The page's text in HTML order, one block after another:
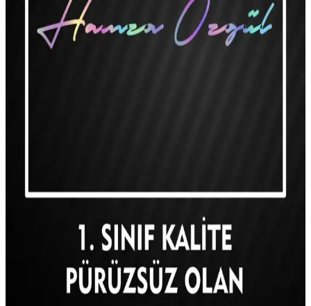
Türk bayraklı ve kan grubu bilgisi içeren yüksek kaliteli yama,
dayanıklı nakış detaylarıyla kıyafet ve aksesuarlarınızı
kişiselleştirmenize olanak tanır.
mekanlara estetik ve fonksiyonellik katar, dayanıklı malzemelerle
uzun ömür sağlar.
Kişisel Yazılı Yastıkların Dekorasyondaki Yeri ve
Kullanım İpuçları